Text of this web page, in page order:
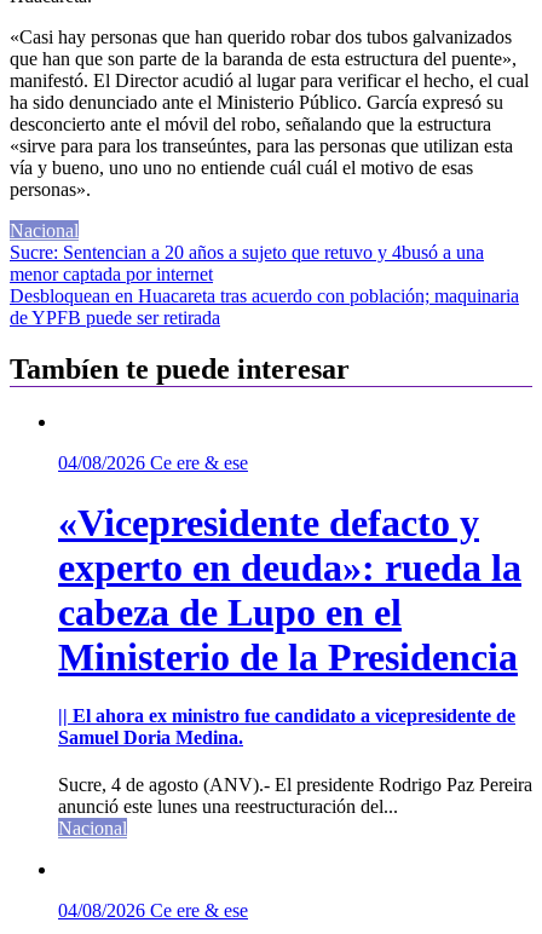
«Casi hay personas que han querido robar dos tubos galvanizados
que han que son parte de la baranda de esta estructura del puente»,
manifestó. El Director acudió al lugar para verificar el hecho, el cual
ha sido denunciado ante el Ministerio Público. García expresó su
desconcierto ante el móvil del robo, señalando que la estructura
«sirve para para los transeúntes, para las personas que utilizan esta
vía y bueno, uno uno no entiende cuál cuál el motivo de esas
personas».
Nacional
Navegación
de
entradas
Sucre: Sentencian a 20 años a sujeto que retuvo y 4busó a una
menor captada por internet
Desbloquean en Huacareta tras acuerdo con población; maquinaria
de YPFB puede ser retirada
Tambíen te puede interesar
04/08/2026 Ce ere & ese
«Vicepresidente defacto y
experto en deuda»: rueda la
cabeza de Lupo en el
Ministerio de la Presidencia
|| El ahora ex ministro fue candidato a vicepresidente de
Samuel Doria Medina.
Sucre, 4 de agosto (ANV).- El presidente Rodrigo Paz Pereira
anunció este lunes una reestructuración del...
Nacional
04/08/2026 Ce ere & ese